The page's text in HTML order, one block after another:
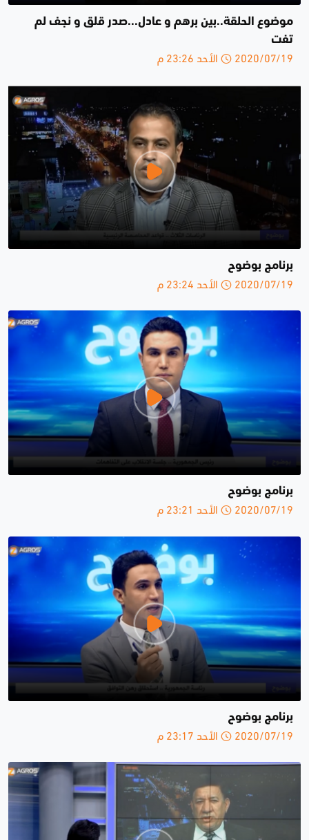
موضوع الحلقة..بين برهم و عادل...صدر قلق و نجف لم
تفت
2020/07/19 الأحد 23:26 م
برنامج بوضوح
2020/07/19 الأحد 23:24 م
برنامج بوضوح
2020/07/19 الأحد 23:21 م
برنامج بوضوح
2020/07/19 الأحد 23:17 م